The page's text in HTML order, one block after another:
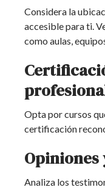
Considera la
accesible para ti.
como aulas,
Opta por cursos
certificación
Opiniones
Analiza los